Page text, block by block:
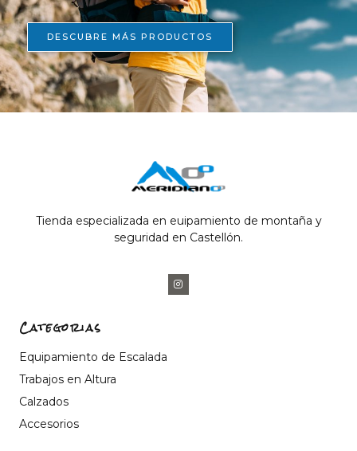
DESCUBRE MÁS PRODUCTOS
Tienda especializada en euipamiento de montaña y
seguridad en Castellón.
Categorias
Equipamiento de Escalada
Trabajos en Altura
Calzados
Accesorios